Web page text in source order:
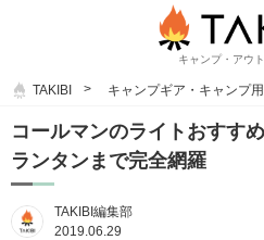
キャンプ・アウ
TAKIBI キャンプギア・キャンプ
コールマンのライトおすす
ランタンまで完全網羅
TAKIBI編集部
2019.06.29